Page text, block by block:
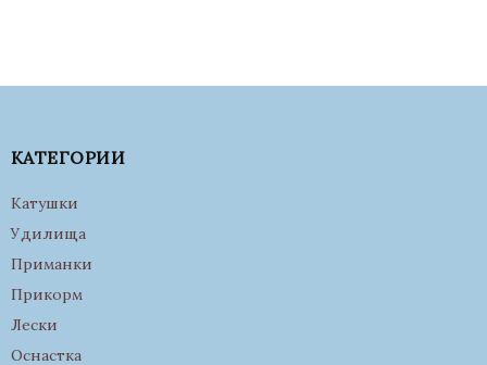
КАТЕГОРИИ
Катушки
Удилища
Приманки
Прикорм
Лески
Оснастка